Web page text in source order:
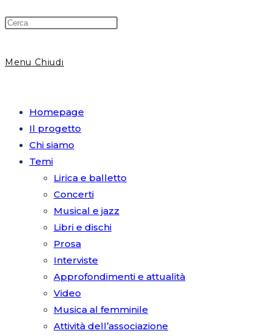
Menu Chiudi
Homepage
Il progetto
Chi siamo
Temi
Lirica e balletto
Concerti
Musical e jazz
Libri e dischi
Prosa
Interviste
Approfondimenti e attualità
Video
Musica al femminile
Attività dell’associazione